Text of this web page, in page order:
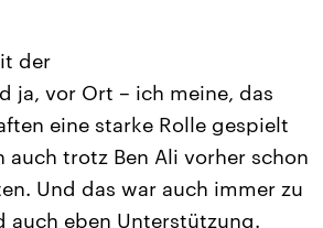
der
ja, vor Ort – ich meine, das
eine starke Rolle gespielt
auch trotz Ben Ali vorher schon
Und das war auch immer zu
auch eben Unterstützung.